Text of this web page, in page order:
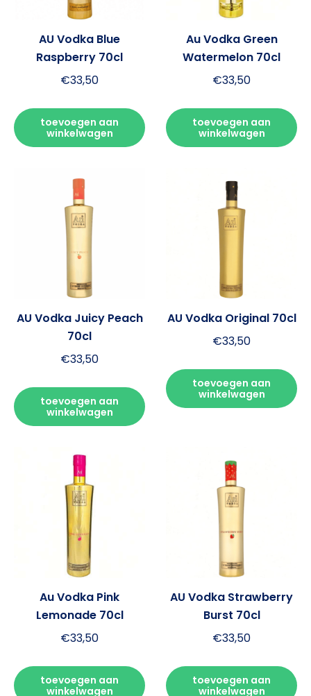
AU Vodka Blue
Raspberry 70cl
€33,50
toevoegen aan
winkelwagen
Au Vodka Green
Watermelon 70cl
€33,50
toevoegen aan
winkelwagen
AU Vodka Juicy Peach
70cl
€33,50
toevoegen aan
winkelwagen
AU Vodka Original 70cl
€33,50
toevoegen aan
winkelwagen
Au Vodka Pink
Lemonade 70cl
€33,50
toevoegen aan
winkelwagen
AU Vodka Strawberry
Burst 70cl
€33,50
toevoegen aan
winkelwagen